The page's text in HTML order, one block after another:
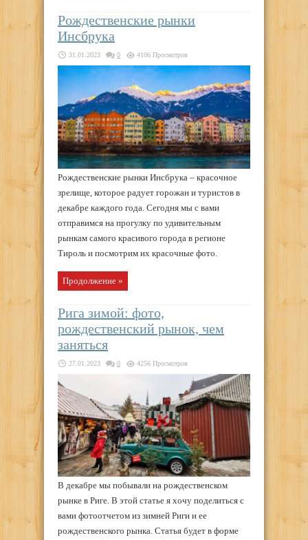
Рождественские рынки
Инсбрука
31.01.2023 0 4106 Просмотров
Рождественские рынки Инсбрука – красочное
зрелище, которое радует горожан и туристов в
декабре каждого года. Сегодня мы с вами
отправимся на прогулку по удивительным
рынкам самого красивого города в регионе
Тироль и посмотрим их красочные фото.
Продолжение »
Рига зимой: фото,
рождественский рынок, чем
заняться
27.01.2023 0 4256 Просмотров
В декабре мы побывали на рождественском
рынке в Риге. В этой статье я хочу поделиться с
вами фотоотчетом из зимней Риги и ее
рождественского рынка. Статья будет в форме